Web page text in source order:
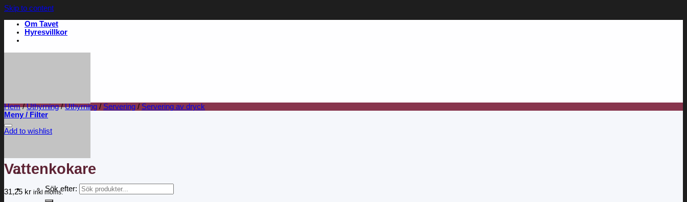
Skip to content
Om Tavet
Hyresvillkor
Sök efter:
Hem / Uthyrning / Uthyrning / Servering / Servering av dryck
Meny / Filter
Add to wishlist
Vattenkokare
31,25 kr inkl moms.